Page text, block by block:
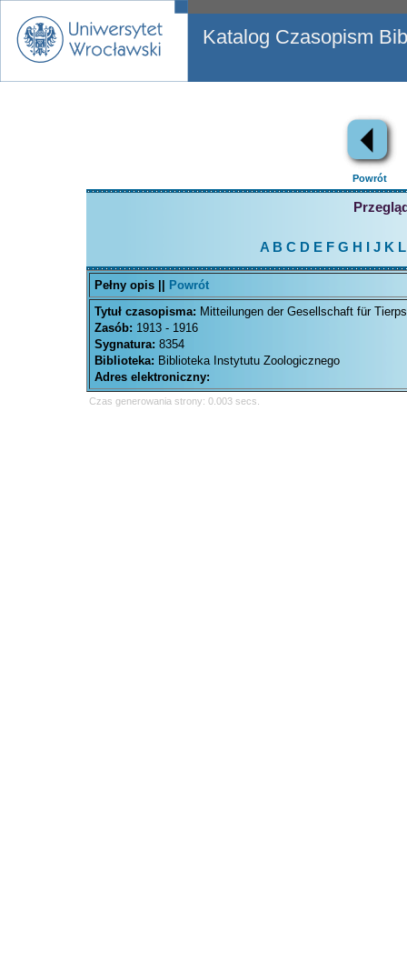
Katalog Czasopism
Powrót
A B C D EFG H J K L
Pełny opis ||
Powrót
Tytuł czasopisma: Mitteilungen der Gesellschaft für
Zasób: 1913 - 1916
Sygnatura: 8354
Biblioteka: Biblioteka Instytutu Zoologicznego
Adres elektroniczny:
Czas generowania strony: 0.003 secs.